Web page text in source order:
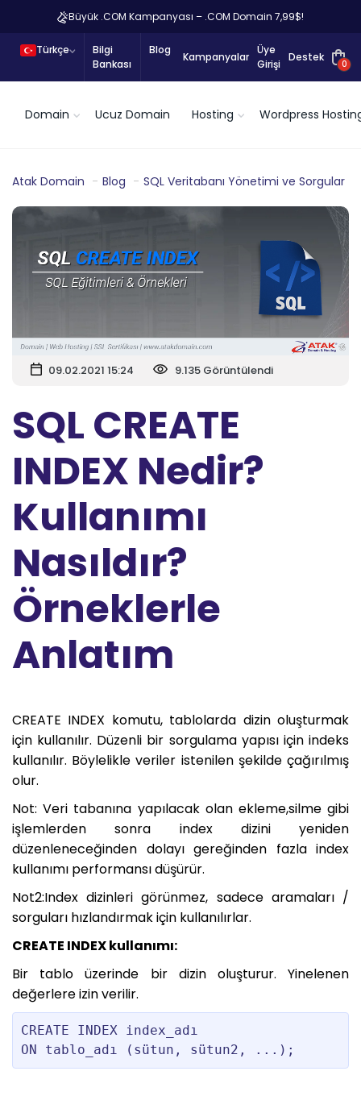
Büyük .COM Kampanyası – .COM Domain 7,99$!
Türkçe
Bilgi
Bankası
Blog
Kampanyalar
Üye
Girişi
Destek
0
Domain Ucuz Domain Hosting Wordpress
Atak Domain Blog SQL Veritabanı Yönetimi ve Sorgular
09.02.2021 15:24 9.135 Görüntülendi
SQL CREATE
INDEX Nedir?
Kullanımı
Nasıldır?
Örneklerle
Anlatım
CREATE INDEX komutu, tablolarda dizin oluşturmak
için kullanılır. Düzenli bir sorgulama yapısı için indeks
kullanılır. Böylelikle veriler istenilen şekilde çağırılmış
olur.
Not: Veri tabanına yapılacak olan ekleme,silme gibi
işlemlerden sonra index dizini yeniden
düzenleneceğinden dolayı gereğinden fazla index
kullanımı performansı düşürür.
Not2:Index dizinleri görünmez, sadece aramaları /
sorguları hızlandırmak için kullanılırlar.
CREATE INDEX kullanımı:
Bir tablo üzerinde bir dizin oluşturur. Yinelenen
değerlere izin verilir.
CREATE INDEX index_adı